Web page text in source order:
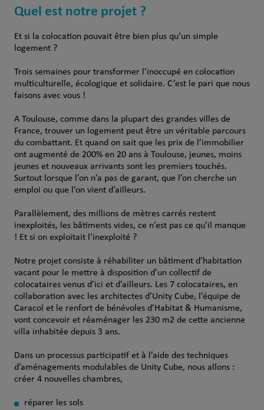
Quel est notre projet ?
Et si la colocation pouvait être bien plus qu’un simple
logement ?
Trois semaines pour transformer l’inoccupé en colocation
multiculturelle, écologique et solidaire. C’est le pari que nous
faisons avec vous !
A Toulouse, comme dans la plupart des grandes villes de
France, trouver un logement peut être un véritable parcours
du combattant. Et quand on sait que les prix de l’immobilier
ont augmenté de 200% en 20 ans à Toulouse, jeunes, moins
jeunes et nouveaux arrivants sont les premiers touchés.
Surtout lorsque l’on n’a pas de garant, que l’on cherche un
emploi ou que l’on vient d’ailleurs.
Parallèlement, des millions de mètres carrés restent
inexploités, les bâtiments vides, ce n’est pas ce qu’il manque
! Et si on exploitait l’inexploité ?
Notre projet consiste à réhabiliter un bâtiment d’habitation
vacant pour le mettre à disposition d’un collectif de
colocataires venus d’ici et d’ailleurs. Les 7 colocataires, en
collaboration avec les architectes d’Unity Cube, l’équipe de
Caracol et le renfort de bénévoles d’Habitat & Humanisme,
vont concevoir et réaménager les 230 m2 de cette ancienne
villa inhabitée depuis 3 ans.
Dans un processus participatif et à l’aide des techniques
d’aménagements modulables de Unity Cube, nous allons :
créer 4 nouvelles chambres,
réparer les sols